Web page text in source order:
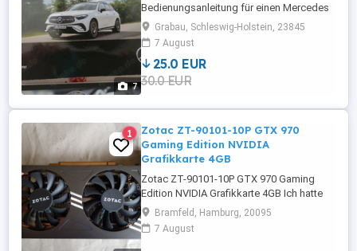
7
Bedienungsanleitung für einen Mercedes
GLC ab Baujahr 2024 in dänischer Sprache
neu!!!!
Grabau, Schleswig-Holstein, 23845
7 August
25.0 EUR
30.0 EUR
1
Zotac ZT-90101-10P GTX 970
Gaming Edition NVIDIA
Grafikkarte 4GB
Zotac ZT-90101-10P GTX 970 Gaming
Edition NVIDIA Grafikkarte 4GB Ich hatte
die Grafikkarte über eine Kleinanzeige
gekauft; laut Verkäufer hat die Grafikkarte
bis zum Ausbau ohne Probleme
Bramfeld, Hamburg, 20095
7 August